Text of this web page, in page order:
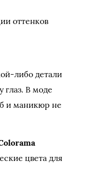
оттенков
либо детали
В моде
и маникюр не
цвета для